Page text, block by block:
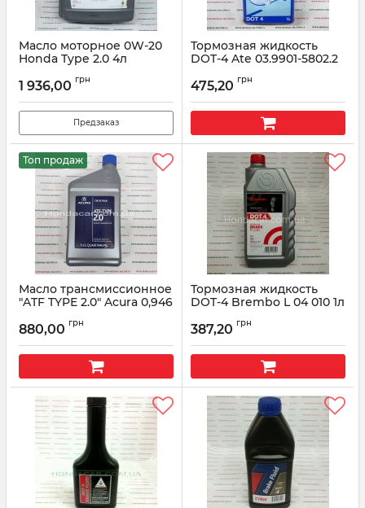
Масло моторное 0W-20
Honda Type 2.0 4л
Артикул: 08232P99K4LHE
1 936,00 грн
Предзаказ
Тормозная жидкость
DOT-4 Ate 03.9901-5802.2
Артикул: 03990158022
475,20 грн
Топ продаж
Масло трансмиссионное
"ATF TYPE 2.0" Acura 0,946
Артикул: 082009015A
880,00 грн
Тормозная жидкость
DOT-4 Brembo L 04 010 1л
387,20 грн